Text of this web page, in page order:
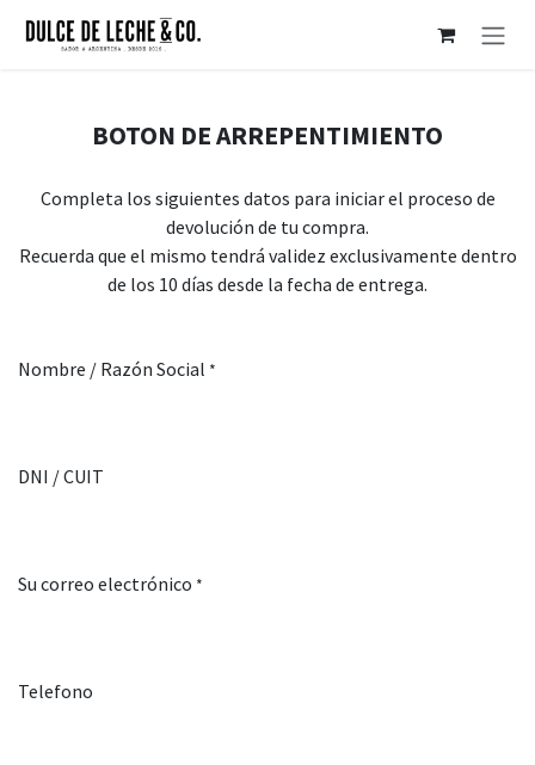
BOTON DE ARREPENTIMIENTO
Completa los siguientes datos para iniciar el proceso de
devolución de tu compra.
Recuerda que el mismo tendrá validez exclusivamente dentro
de los 10 días desde la fecha de entrega.
Nombre / Razón Social *
DNI / CUIT
Su correo electrónico *
Telefono